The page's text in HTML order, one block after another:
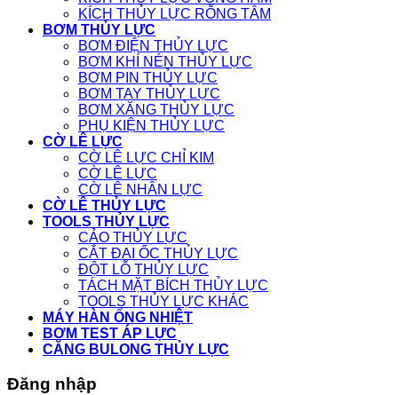
KÍCH THỦY LỰC RỖNG TÂM
BƠM THỦY LỰC
BƠM ĐIỆN THỦY LỰC
BƠM KHÍ NÉN THỦY LỰC
BƠM PIN THỦY LỰC
BƠM TAY THỦY LỰC
BƠM XĂNG THỦY LỰC
PHỤ KIỆN THỦY LỰC
CỜ LÊ LỰC
CỜ LÊ LỰC CHỈ KIM
CỜ LÊ LỰC
CỜ LÊ NHÂN LỰC
CỜ LÊ THỦY LỰC
TOOLS THỦY LỰC
CẢO THỦY LỰC
CẮT ĐAI ỐC THỦY LỰC
ĐỘT LỖ THỦY LỰC
TÁCH MẶT BÍCH THỦY LỰC
TOOLS THỦY LỰC KHÁC
MÁY HÀN ỐNG NHIỆT
BƠM TEST ÁP LỰC
CĂNG BULONG THỦY LỰC
Đăng nhập